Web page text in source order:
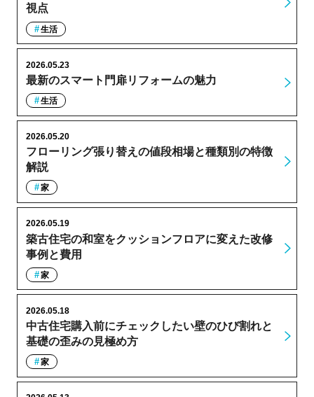
視点
生活
最新のスマート門扉リフォームの魅力
2026.05.23
生活
フローリング張り替えの値段相場と種類別の特徴
解説
2026.05.20
家
築古住宅の和室をクッションフロアに変えた改修
事例と費用
2026.05.19
家
中古住宅購入前にチェックしたい壁のひび割れと
基礎の歪みの見極め方
2026.05.18
家